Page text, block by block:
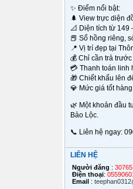
✨ Điểm nổi bật:
🌲 View trực diện
📐 Diện tích từ 149
📕 Sổ hồng riêng,
📍 Vị trí đẹp tại
💰 Chỉ cần trả
💳 Thanh toán linh
🎁 Chiết khấu lên
💎 Mức giá tốt
🌿 Một khoản đầu
Bảo Lộc.
📞 Liên hệ ngay:
LIÊN HỆ
Người đăng :
Điện thoại:
Email: